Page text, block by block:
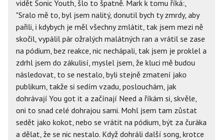
vidět Sonic Youth, šlo to špatně. Mark k tomu říká:,
"Sralo mě to, byl jsem nalitý, donutil bych ty zmrdy, aby
pařili, i kdybych je měl všechny zmlátit, tak jsem mezi ně
skočil, vypálil pár ožralých malátných ran a vrátil se zase
na pódium, bez reakce, nic nechápali, tak jsem je proklel a
zdrhl jsem do zákulisí, myslel jsem, že kluci mě budou
následovat, to se nestalo, byli stejně zmatení jako
publikum, takže si sedím vzadu, poslouchám, jak
dohrávají You got it a začínají Need a říkám si, skvěle,
oni to snad celé dohrajou sami. Mohl jsem tam zůstat
sedět jako kokot, nebo se vrátit na pódium, být za čuráka
a dělat, že se nic nestalo. Když dohráli další song, krotce